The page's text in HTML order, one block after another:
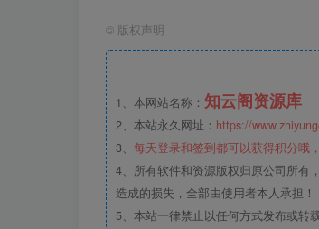
© 版权声明
1、本网站名称： 知云阁资源库
2、本站永久网址： https://
3、 每天登录和签到都可以获得积分哦
4、所有软件和资源版权归原公司所有
造成的损失，全部由使用者本人承担！
5、本站一律禁止以任何方式发布或转